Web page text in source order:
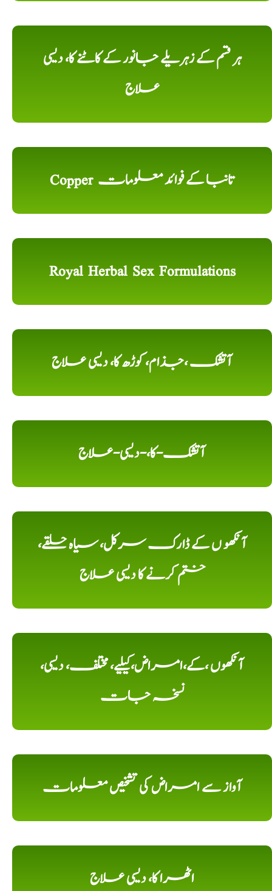
ہر قسم کے زہریلے جانور کے کاٹنے کا، دیسی
علاج
Copper تانبا کے فوائد معلومات
Royal Herbal Sex Formulations
آتشک ،جذام، کوڑھ کا، دیسی علاج
آتشک-کا،-دیسی-علاج
آنکھو ں کے ڈارک سرکل، سیاہ حلقے،
ختم کرنے کا دیسی علاج
آنکھوں ،کے،امراض،کیلیے، مختلف، دیسی،
نسخہ جات
آواز سے امراض کی تشخیص معلومات
اٹھرا کا، دیسی علاج